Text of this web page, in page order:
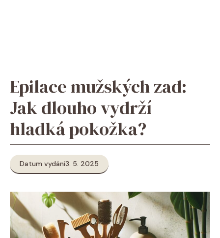
Epilace mužských zad:
Jak dlouho vydrží
hladká pokožka?
Datum vydání3. 5. 2025